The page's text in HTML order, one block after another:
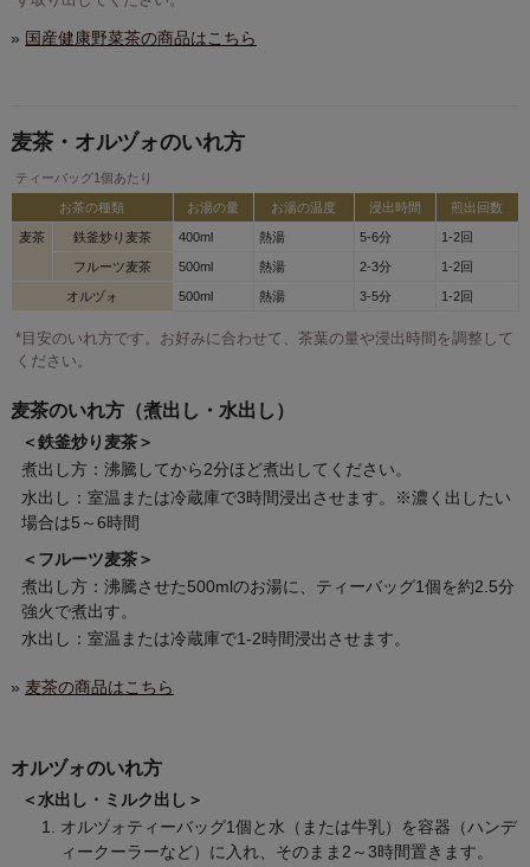
» 国産健康野菜茶の商品はこちら
麦茶・オルヅォのいれ方
ティーバッグ1個あたり
お茶の種類 お湯の量 お湯の温度 浸出時間 煎出回数
麦茶 鉄釜炒り麦茶 400ml 熱湯 5-6分 1-2回
フルーツ麦茶 500ml 熱湯 2-3分 1-2回
オルヅォ 500ml 熱湯 3-5分 1-2回
*目安のいれ方です。お好みに合わせて、茶葉の量や浸出時間を調整して
ください。
麦茶のいれ方（煮出し・水出し）
＜鉄釜炒り麦茶＞
煮出し方：沸騰してから2分ほど煮出してください。
水出し：室温または冷蔵庫で3時間浸出させます。※濃く出したい
場合は5～6時間
＜フルーツ麦茶＞
煮出し方：沸騰させた500mlのお湯に、ティーバッグ1個を約2.5分
強火で煮出す。
水出し：室温または冷蔵庫で1-2時間浸出させます。
» 麦茶の商品はこちら
オルヅォのいれ方
＜水出し・ミルク出し＞
オルヅォティーバッグ1個と水（または牛乳）を容器（ハンデ
ィークーラーなど）に入れ、そのまま2～3時間置きます。